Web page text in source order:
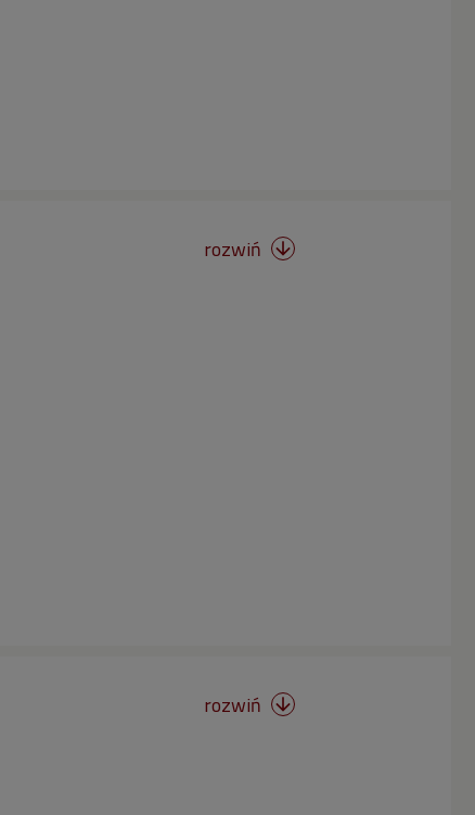
rozwiń 
rozwiń 